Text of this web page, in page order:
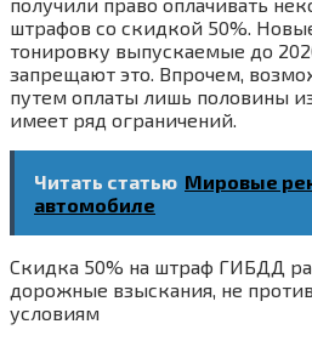
штрафов со скидкой 50%.
тонировку выпускаемые до
запрещают это. Впрочем,
путем оплаты лишь половины
имеет ряд ограничений.
Читать статью Мировые
автомобиле
Скидка 50% на штраф ГИБДД
дорожные взыскания, не
условиям